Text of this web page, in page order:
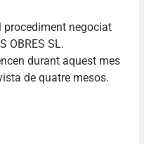
negociat
OBRES SL.
durant aquest mes
de quatre mesos.